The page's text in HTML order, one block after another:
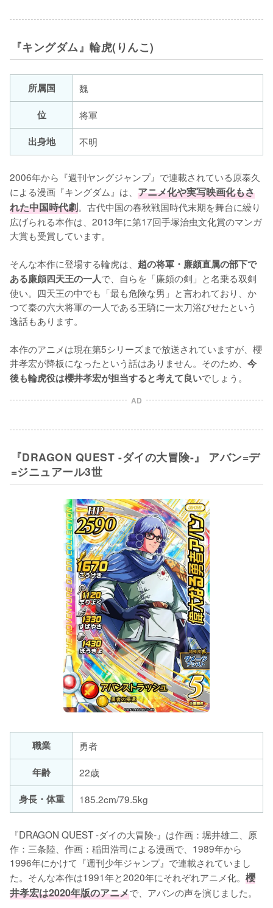
『キングダム』輪虎(りんこ)
所属国
魏
位
将軍
出身地
不明
2006年から『週刊ヤングジャンプ』で連載されている原泰久
による漫画『キングダム』は、 アニメ化や実写映画化もさ
れた中国時代劇。古代中国の春秋戦国時代末期を舞台に繰り
広げられる本作は、2013年に第17回手塚治虫文化賞のマンガ
大賞も受賞しています。
そんな本作に登場する輪虎は、 趙の将軍・廉頗直属の部下で
ある廉頗四天王の一人で、自らを「廉頗の剣」と名乗る双剣
使い。四天王の中でも「最も危険な男」と言われており、か
つて秦の六大将軍の一人である王騎に一太刀浴びせたという
逸話もあります。
本作のアニメは現在第5シリーズまで放送されていますが、櫻
井孝宏が降板になったという話はありません。そのため、 今
後も輪虎役は櫻井孝宏が担当すると考えて良いでしょう。
AD
『DRAGON QUEST -ダイの大冒険-』 アバン=デ
=ジニュアール3世
職業
勇者
年齢
22歳
身長・体重
185.2cm/79.5kg
『DRAGON QUEST -ダイの大冒険-』は作画：堀井雄二、原
作：三条陸、作画：稲田浩司による漫画で、1989年から
1996年にかけて『週刊少年ジャンプ』で連載されていまし
た。そんな本作は1991年と2020年にそれぞれアニメ化。 櫻
井孝宏は2020年版のアニメで、アバンの声を演じました。